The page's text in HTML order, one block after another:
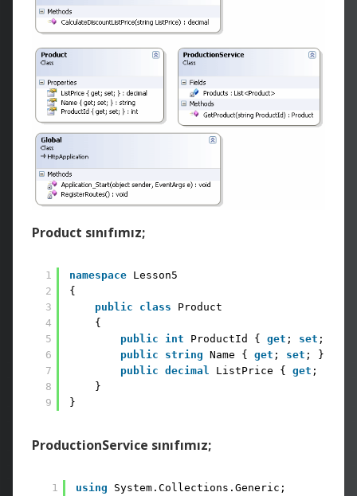
Product sınıfımız;
1
2
3
4
5
6
7
8
9
namespace Lesson5
{
public
class
Product
{
public int ProductId { get ; set ; }
public
string Name { get ; set ; }
public decimal ListPrice { get ;
}
}
ProductionService sınıfımız;
1
using
System.Collections.Generic;